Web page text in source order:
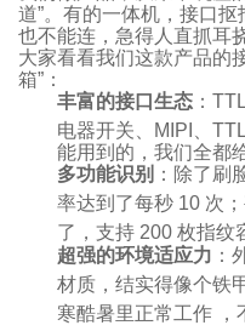
道”。有的一体机，接口
也不能连，急得人直抓耳
大家看看我们这款产品的
箱”：
丰富的接口生态 ：
电器开关、MIPI、
能用到的，我们全都
多功能识别 ：除了刷
率达到了每秒 10 次
了，支持 200 枚指纹
超强的环境适应力 ：
材质，结实得像个铁
寒酷暑里正常工作